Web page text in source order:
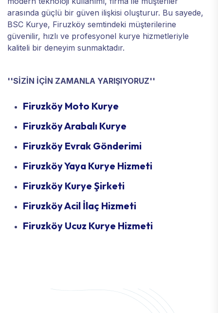
arasında güçlü bir güven ilişkisi oluşturur. Bu sayede,
BSC Kurye, Firuzköy semtindeki müşterilerine
güvenilir, hızlı ve profesyonel kurye hizmetleriyle
kaliteli bir deneyim sunmaktadır.
''SİZİN İÇİN ZAMANLA YARIŞIYORUZ''
Firuzköy Moto Kurye
Firuzköy Arabalı Kurye
Firuzköy Evrak Gönderimi
Firuzköy Yaya Kurye Hizmeti
Firuzköy Kurye Şirketi
Firuzköy Acil İlaç Hizmeti
Firuzköy Ucuz Kurye Hizmeti